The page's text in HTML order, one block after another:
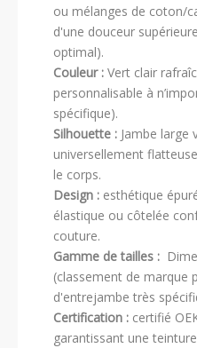
ou mélanges de coton/
d'une douceur
optimal).
Couleur : Vert clair
personnalisable à
spécifique).
Silhouette : Jambe large
universellement
le corps.
Design : esthétique
élastique ou côtelée
couture.
Gamme de tailles :
(classement de marque
d'entrejambe très
Certification : certifié
garantissant une